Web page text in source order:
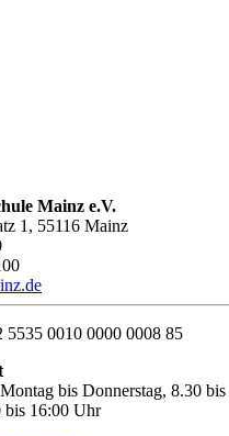
Mainz e.V.
1, 55116 Mainz
0010 0000 0008 85
bis Donnerstag, 8.30
bis 16:00 Uhr